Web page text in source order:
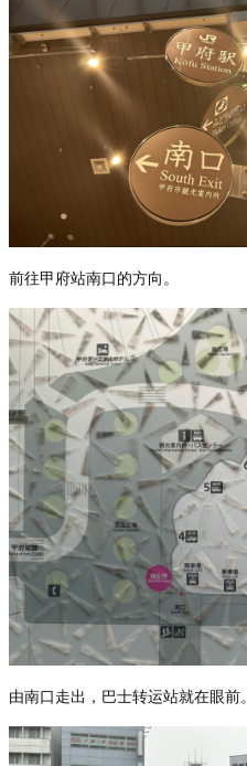
前往甲府站南口的方向。
由南口走出，巴士转运站就在眼前。